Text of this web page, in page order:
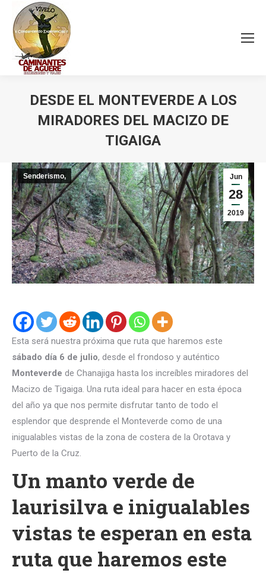
DESDE EL MONTEVERDE A LOS
MIRADORES DEL MACIZO DE
TIGAIGA
Jun
28
2019
Senderismo,
Esta será nuestra próxima que ruta que haremos este
sábado día 6 de julio, desde el frondoso y auténtico
Monteverde de Chanajiga hasta los increíbles miradores del
Macizo de Tigaiga. Una ruta ideal para hacer en esta época
del año ya que nos permite disfrutar tanto de todo el
esplendor que desprende el Monteverde como de una
inigualables vistas de la zona de costera de la Orotava y
Puerto de la Cruz.
Un manto verde de
laurisilva e inigualables
vistas te esperan en esta
ruta que haremos este